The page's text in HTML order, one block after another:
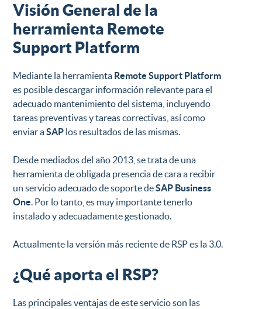
Visión General de la
herramienta Remote
Support Platform
Mediante la herramienta Remote Support Platform
es posible descargar información relevante para el
adecuado mantenimiento del sistema, incluyendo
tareas preventivas y tareas correctivas, así como
enviar aSAP los resultados de las mismas.
Desde mediados del año 2013, se trata de una
herramienta de obligada presencia de cara a recibir
un servicio adecuado de soporte deSAP Business
One. Por lo tanto, es muy importante tenerlo
instalado y adecuadamente gestionado.
Actualmente la versión más reciente de RSP es la 3.0.
¿Qué aporta el RSP?
Las principales ventajas de este servicio son las